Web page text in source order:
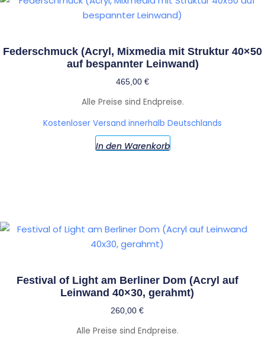
Federschmuck (Acryl, Mixmedia mit Struktur 40×50
auf bespannter Leinwand)
465,00 €
Alle Preise sind Endpreise.
Kostenloser Versand innerhalb Deutschlands
In den Warenkorb
Festival of Light am Berliner Dom (Acryl auf
Leinwand 40×30, gerahmt)
260,00€
Alle Preise sind Endpreise.